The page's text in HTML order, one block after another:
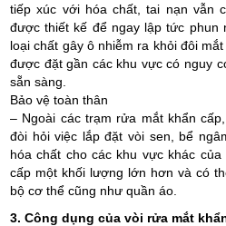
tiếp xúc với hóa chất, tai nạn vẫn
được thiết kế để ngay lập tức phun
loại chất gây ô nhiễm ra khỏi đôi
được đặt gần các khu vực có nguy
sẵn sàng.
Bảo vệ toàn thân
– Ngoài các trạm rửa mắt khẩn
đòi hỏi việc lắp đặt vòi sen, bể
hóa chất cho các khu vực khác
cấp một khối lượng lớn hơn và có
bộ cơ thể cũng như quần áo.
3. Công dụng của vòi rửa mắt